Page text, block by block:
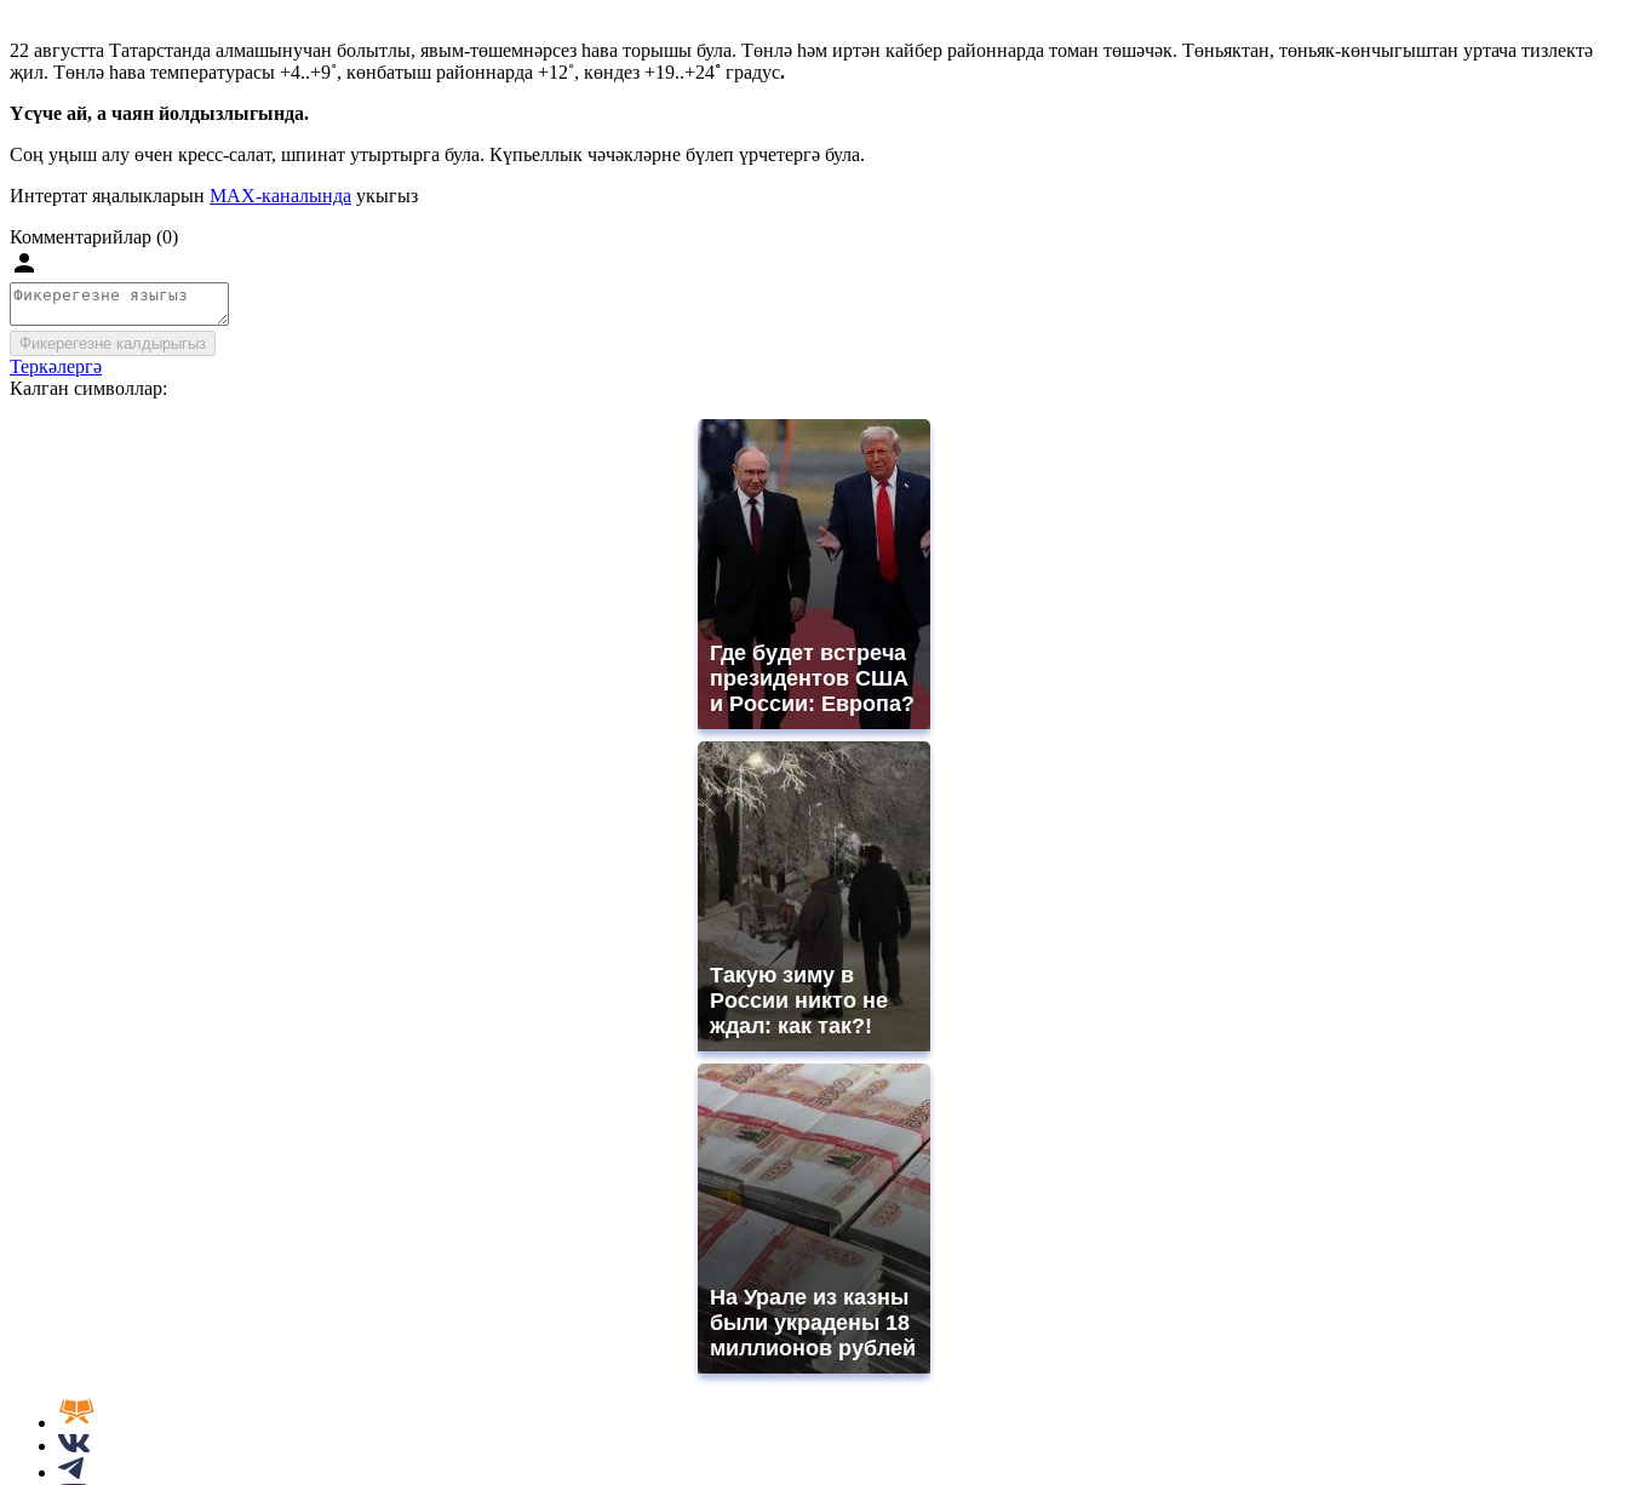
22 августта Татарстанда алмашынучан болытлы, явым-төшемнәрсез һава торышы була. Төнлә һәм иртән кайбер районнарда томан төшәчәк. Төньяктан, төньяк-көнчыгыштан уртача тизлектә
җил. Төнлә һава температурасы +4..+9˚, көнбатыш районнарда +12˚, көндез +19..+24˚ градус.
Үсүче ай, а чаян йолдызлыгында.
Соң уңыш алу өчен кресс-салат, шпинат утыртырга була. Күпьеллык чәчәкләрне бүлеп үрчетергә була.
Интертат яңалыкларын MAX-каналында укыгыз
Комментарийлар (0)
Фикерегезне калдырыгыз
Теркәлергә
Калган символлар:
Где будет встреча
президентов США
и России: Европа?
Такую зиму в
России никто не
ждал: как так?!
На Урале из казны
были украдены 18
миллионов рублей